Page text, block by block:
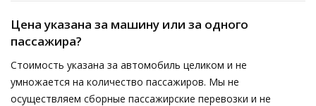
Цена указана за машину или за одного
пассажира?
Стоимость указана за автомобиль целиком и не
умножается на количество пассажиров. Мы не
осуществляем сборные пассажирские перевозки и не